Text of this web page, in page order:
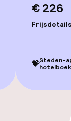
€ 226
Prijsdetails
💝Steden-